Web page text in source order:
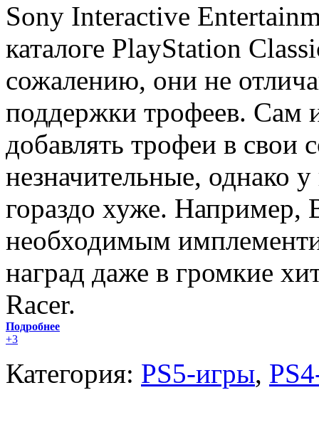
Sony Interactive
каталоге PlayStation
сожалению, они не
поддержки трофеев. Сам
добавлять трофеи в свои
незначительные, однако
гораздо хуже. Например,
необходимым
наград даже в громкие
Racer.
Подробнее
+3
Категория: PS5-игры,